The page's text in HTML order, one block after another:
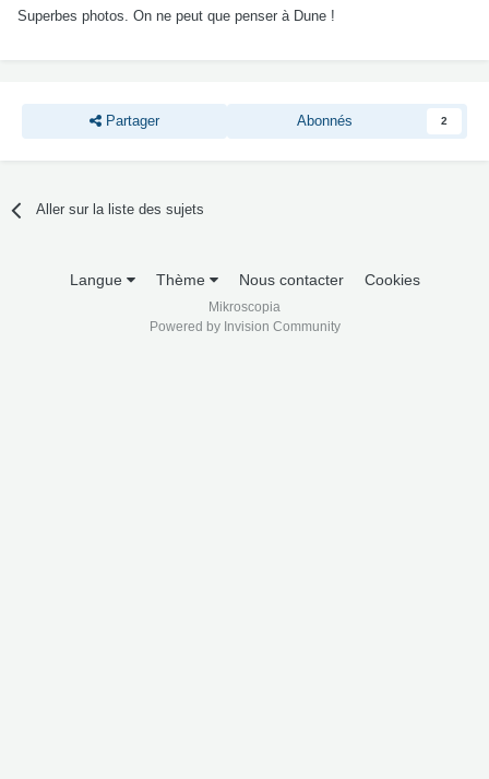
Superbes photos. On ne peut que penser à Dune !
Partager Abonnés 2
Aller sur la liste des sujets
Langue Thème Nous contacter Cookies
Mikroscopia
Powered by Invision Community